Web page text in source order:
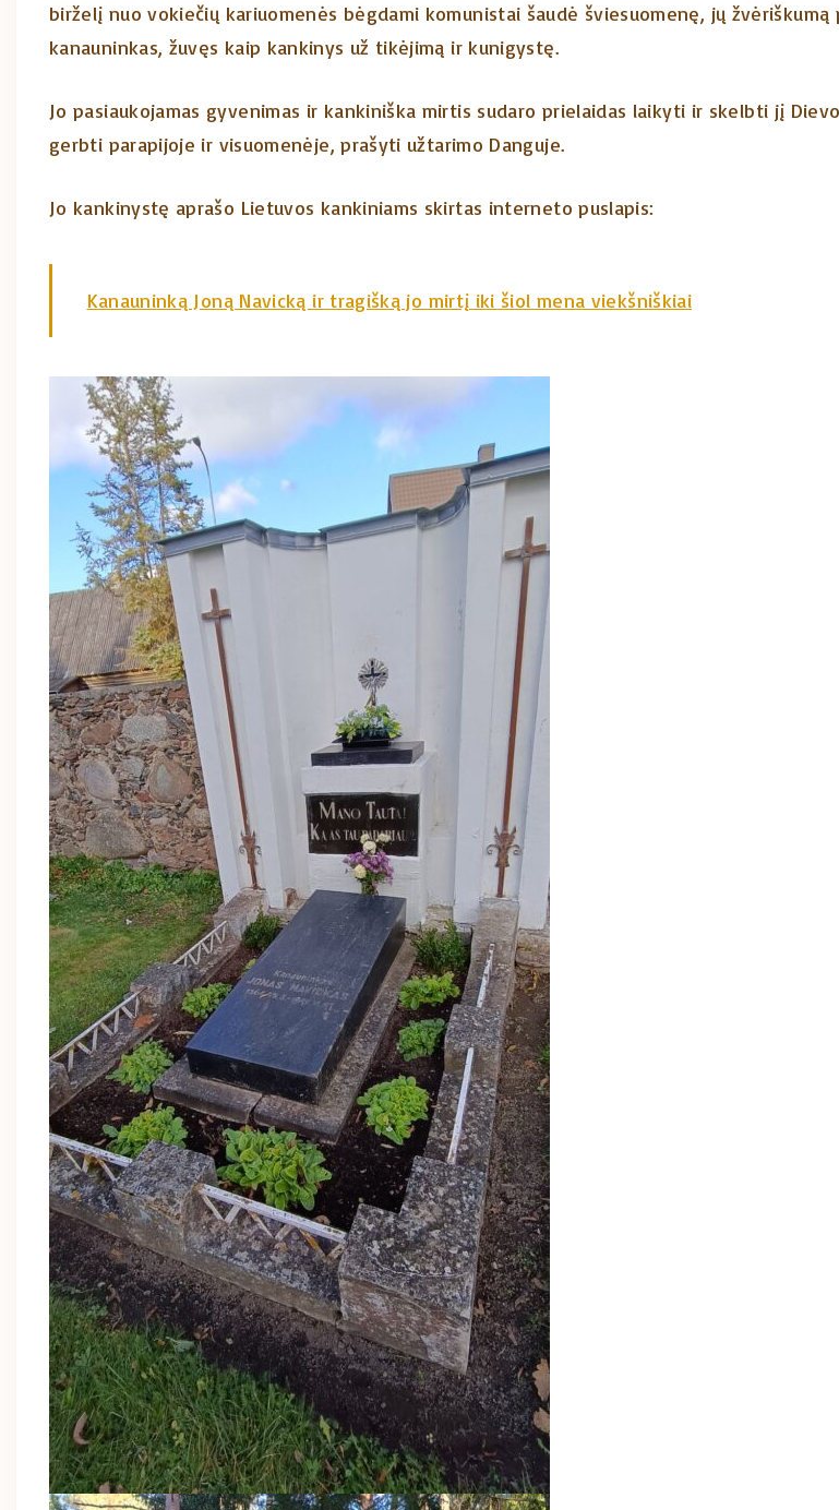
birželį nuo vokiečių kariuomenės bėgdami komunistai šaudė šviesuomenę, jų žvėriškumą
kanauninkas, žuvęs kaip kankinys už tikėjimą ir kunigystę.
Jo pasiaukojamas gyvenimas ir kankiniška mirtis sudaro prielaidas laikyti ir skelbti jį
gerbti parapijoje ir visuomenėje, prašyti užtarimo Danguje.
Jo kankinystę aprašo Lietuvos kankiniams skirtas interneto puslapis:
Kanauninką Joną Navicką ir tragišką jo mirtį iki šiol mena viekšniškiai